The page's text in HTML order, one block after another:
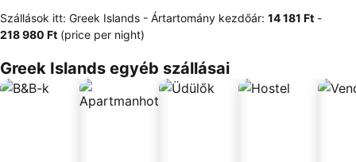
Szállások itt: Greek Islands - Ártartomány kezdőár: ‎14 181 Ft -
‎218 980 Ft (price per night)
Greek Islands egyéb szállásai